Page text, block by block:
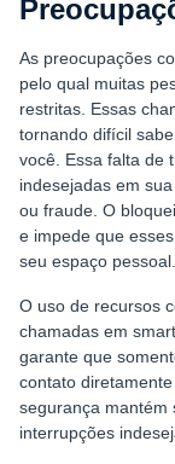
As preocupações
pelo qual muitas
restritas. Essas
tornando difícil
você. Essa falta de
indesejadas em
ou fraude. O
e impede que
seu espaço pessoal.
O uso de recursos
chamadas em
garante que
contato
segurança mantém
interrupções